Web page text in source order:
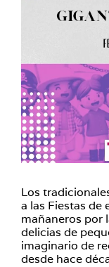
Los
a las Fiestas de
mañaneros por
delicias de
imaginario de
desde hace